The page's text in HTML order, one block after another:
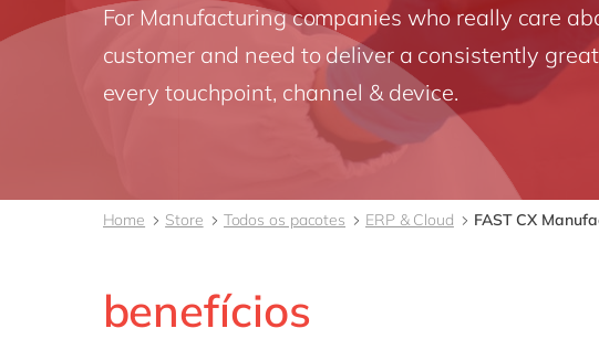
For Manufacturing companies who really care
customer and need to deliver a consistently
every touchpoint, channel & device.
Home Store Todos os pacotes ERP & Cloud FAST CX
benefícios